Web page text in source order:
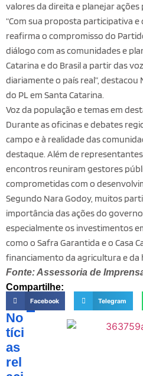
valores da direita e planejar
“Com sua proposta participativa e
reafirma o compromisso do
diálogo com as comunidades e
Catarina e do Brasil a partir das
diariamente o país real”,
do PL em Santa Catarina.
Voz da população e temas em
Durante as oficinas e debates
campo e à realidade das
destaque. Além de
encontros reuniram gestores
comprometidas com o
Segundo Nara Godoy, muitos
importância das ações do
especialmente os investimentos
como o Safra Garantida e o Casa
financiamento da agricultura e da
Fonte: Assessoria de
Compartilhe:
Facebook Telegram
No
tíci
as
rel